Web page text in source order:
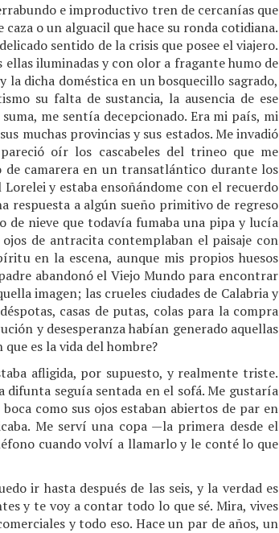
e improductivo tren de cercanías que
o un alguacil que hace su ronda cotidiana.
sentido de la crisis que posee el viajero.
ellas iluminadas y con olor a fragante humo de
dicha doméstica en un bosquecillo sagrado,
su falta de sustancia, la ausencia de ese
me sentía decepcionado. Era mi país, mi
muchas provincias y sus estados. Me invadió
oír los cascabeles del trineo que me
de camarera en un transatlántico durante los
y estaba ensoñándome con el recuerdo
respuesta a algún sueño primitivo de regreso
de nieve que todavía fumaba una pipa y lucía
de antracita contemplaban el paisaje con
en la escena, aunque mis propios huesos
abandonó el Viejo Mundo para encontrar
imagen; las crueles ciudades de Calabria y
casas de putas, colas para la compra
y desesperanza habían generado aquellas
es la vida del hombre?
afligida, por supuesto, y realmente triste.
difunta seguía sentada en el sofá. Me gustaría
como sus ojos estaban abiertos de par en
Me serví una copa —la primera desde el
cuando volví a llamarlo y le conté lo que
ir hasta después de las seis, y la verdad es
y te voy a contar todo lo que sé. Mira, vives
y todo eso. Hace un par de años, un